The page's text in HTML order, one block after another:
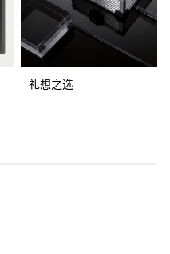
礼想之选